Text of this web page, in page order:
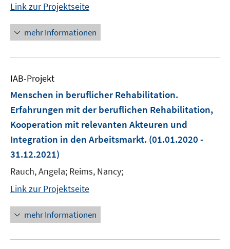
Link zur Projektseite
mehr Informationen
IAB-Projekt
Menschen in beruflicher Rehabilitation.
Erfahrungen mit der beruflichen Rehabilitation,
Kooperation mit relevanten Akteuren und
Integration in den Arbeitsmarkt. (01.01.2020 -
31.12.2021)
Rauch, Angela; Reims, Nancy;
Link zur Projektseite
mehr Informationen